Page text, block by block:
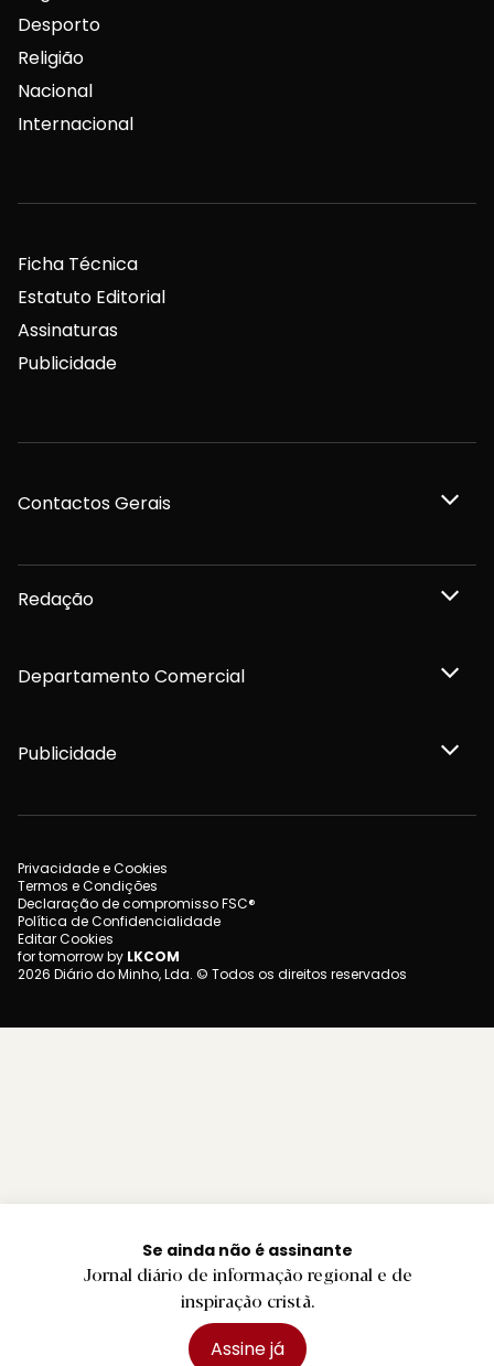
Se ainda não é assinante
Jornal diário de informação regional e de
inspiração cristã.
Assine já
Desporto
Religião
Nacional
Internacional
Ficha Técnica
Estatuto Editorial
Assinaturas
Publicidade
Contactos Gerais
Redação
Departamento Comercial
Publicidade
Privacidade e Cookies
Termos e Condições
Declaração de compromisso FSC®
Política de Confidencialidade
Editar Cookies
for tomorrow by LKCOM
2026 Diário do Minho, Lda. © Todos os direitos reservados